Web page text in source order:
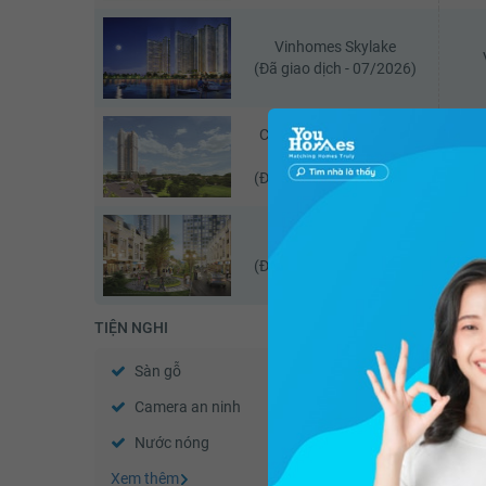
Vinhomes Skylake
(Đã giao dịch - 07/2026)
Chung cư Golden Park
Tower
(Đã giao dịch - 06/2026)
(Đã giao dịch - 05/2026)
TIỆN NGHI
Sàn gỗ Sàn đá
Camera an ninh Nhà thông minh
Nước nóng Trần thạch cao
Xem thêm